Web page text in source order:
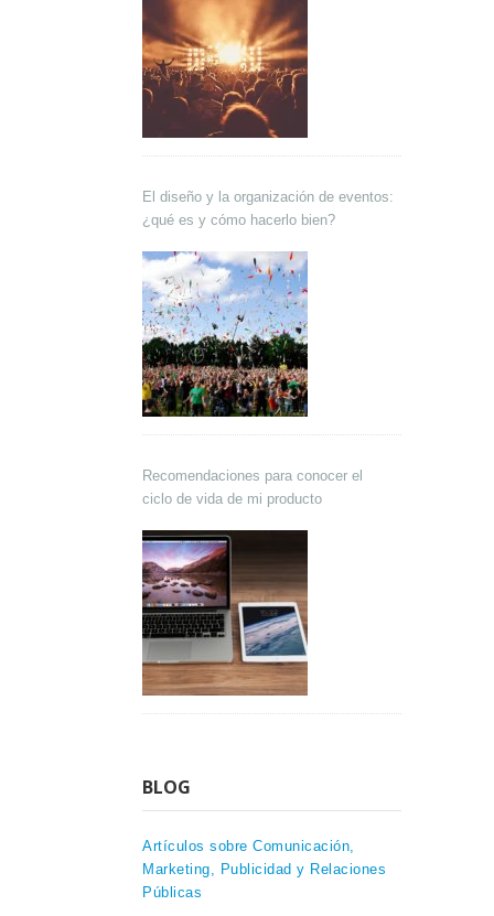
El diseño y la organización de eventos:
¿qué es y cómo hacerlo bien?
Recomendaciones para conocer el
ciclo de vida de mi producto
BLOG
Artículos sobre Comunicación,
Marketing, Publicidad y Relaciones
Públicas